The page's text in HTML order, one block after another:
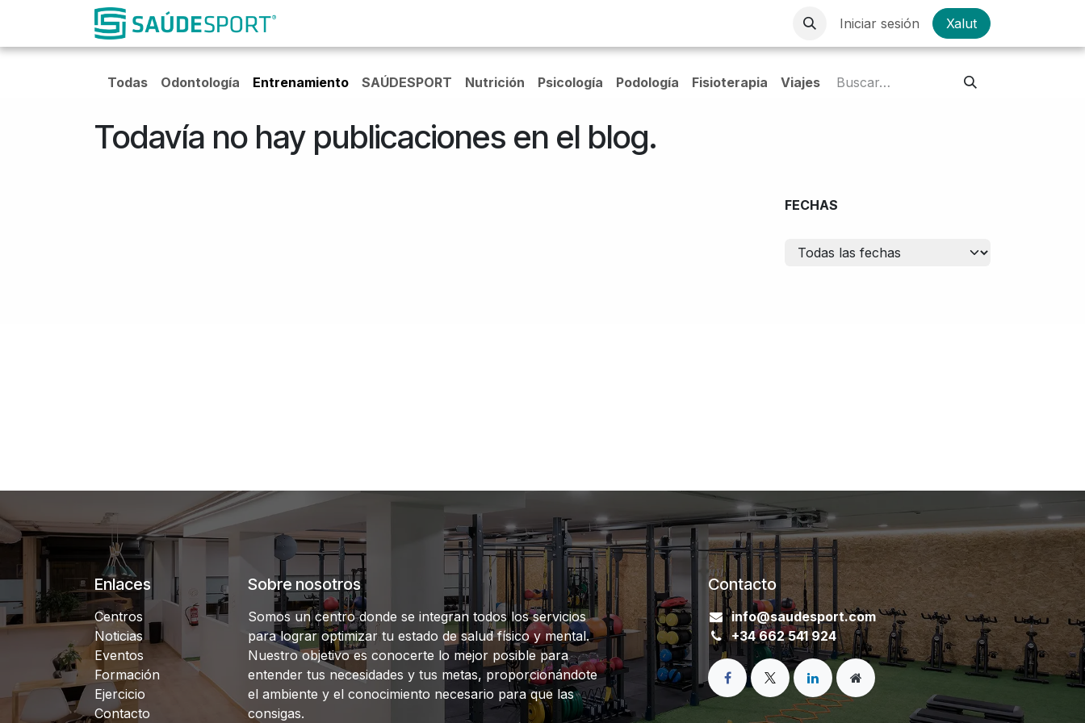
Iniciar sesión Xalut
Todas Odontología Entrenamiento SAÚDESPORT Nutrición Psicología Podología Fisioterapia Viajes
Todavía no hay publicaciones en el blog.
FECHAS
Enlaces
Centros
Noticias
Eventos
Formación
Ejercicio
Contacto
Sobre nosotros
Somos un centro donde se integran todos los servicios
para lograr optimizar tu estado de salud físico y mental.
Nuestro objetivo es conocerte lo mejor posible para
entender tus necesidades y tus metas, proporcionándote
el ambiente y el conocimiento necesario para que las
consigas.
Contacto
info@saudesport.com
+34 662 541​ 924